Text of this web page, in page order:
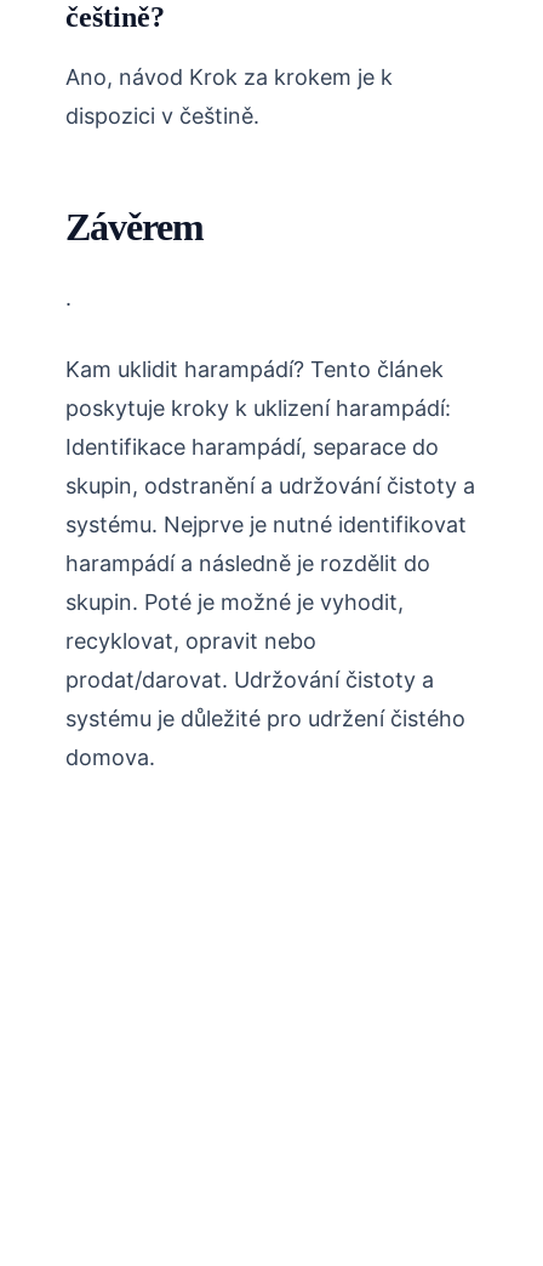
češtině?
Ano, návod Krok za krokem je k
dispozici v češtině.
Závěrem
.
Kam uklidit harampádí? Tento článek
poskytuje kroky k uklizení harampádí:
Identifikace harampádí, separace do
skupin, odstranění a udržování čistoty a
systému. Nejprve je nutné identifikovat
harampádí a následně je rozdělit do
skupin. Poté je možné je vyhodit,
recyklovat, opravit nebo
prodat/darovat. Udržování čistoty a
systému je důležité pro udržení čistého
domova.